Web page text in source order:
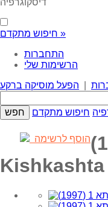
חיפוש מתקדם »
התחברות
הרשימות שלי
הפעל מוסיקה ברקע
חיפוש מתקדם
הוסף לרשימה